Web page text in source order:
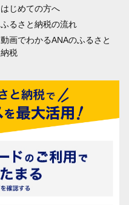
はじめての方へ
ふるさと納税の流れ
動画でわかるANAのふるさと
納税